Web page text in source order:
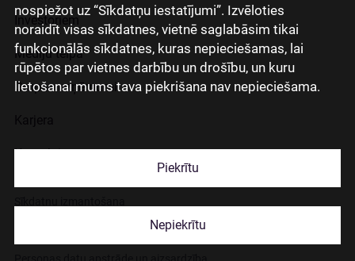
nospiežot uz “Sīkdatņu iestatījumi”. Izvēloties
noraidīt visas sīkdatnes, vietnē saglabāsim tikai
funkcionālās sīkdatnes, kuras nepieciešamas, lai
rūpētos par vietnes darbību un drošību, un kuru
lietošanai mums tava piekrišana nav nepieciešama.
Piekrītu
Nepiekrītu
Investoriem
Mediju telpa
Grupas uzņēmumi
Kontakti